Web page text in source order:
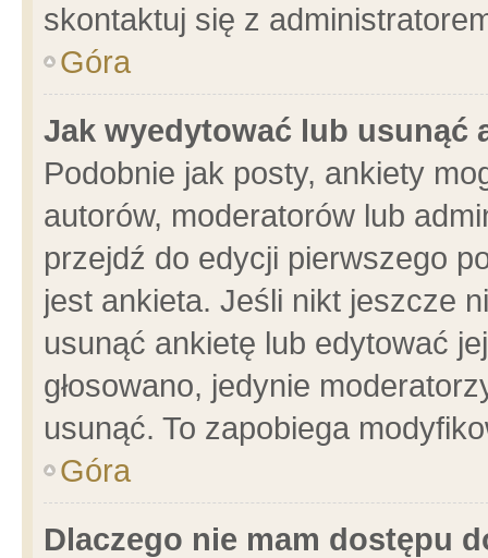
skontaktuj się z
Góra
Jak wyedytować lub usunąć
Podobnie jak posty, ankiety
autorów, moderatorów lub
przejdź do edycji pierwszego
jest ankieta. Jeśli nikt jeszcze
usunąć ankietę lub edytować
głosowano, jedynie
usunąć. To zapobiega
Góra
Dlaczego nie mam dostępu